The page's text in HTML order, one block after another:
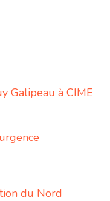
Galipeau à CIME
du Nord